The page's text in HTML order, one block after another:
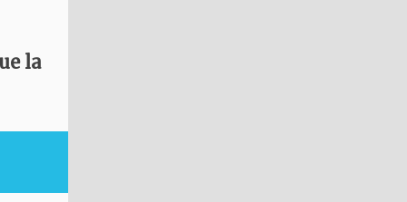
la